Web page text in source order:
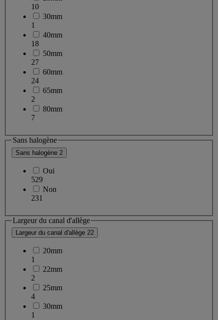
10
30mm
1
40mm
18
50mm
27
60mm
24
65mm
2
80mm
7
Sans halogène
Sans halogène 2
Oui
529
Non
231
Largeur du canal d'allège
Largeur du canal d'allège 22
20mm
1
22mm
2
25mm
4
30mm
1